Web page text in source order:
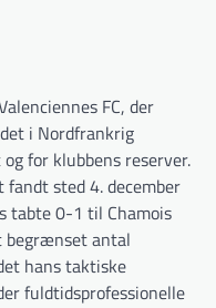
FC, der
i Nordfrankrig
for klubbens reserver.
sted 4. december
tabte 0-1 til Chamois
begrænset antal
hans taktiske
fuldtidsprofessionelle